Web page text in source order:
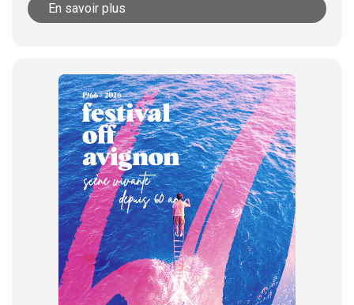
En savoir plus